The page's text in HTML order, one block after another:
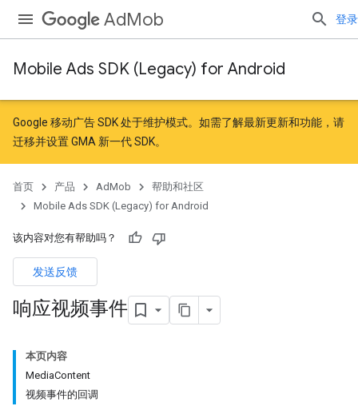
AdMob 登录
Mobile Ads SDK (Legacy) for Android
Google 移动广告 SDK 处于维护模式。如需了解最新更新和功能，请
迁移并设置 GMA 新一代 SDK。
首页 产品 AdMob
帮助和社区
Mobile Ads SDK (Legacy) for Android
该内容对您有帮助吗？
发送反馈
响应视频事件
本页内容
MediaContent
视频事件的回调